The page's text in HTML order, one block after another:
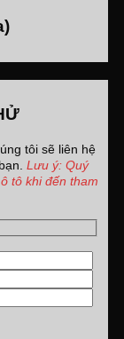
tôi sẽ liên hệ
Lưu ý: Quý
tô khi đến tham